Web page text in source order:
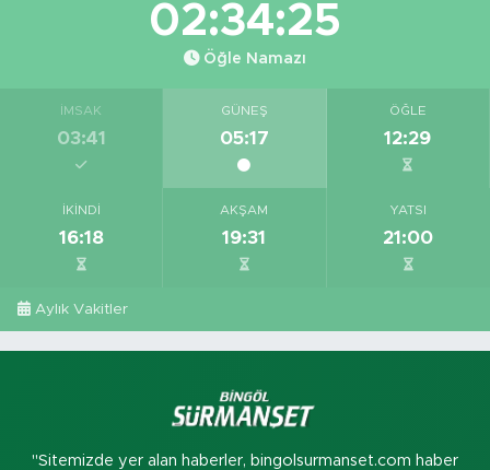
02:34:24
Öğle Namazı
İMSAK
03:41
GÜNEŞ
05:17
ÖĞLE
12:29
İKINDI
16:18
AKŞAM
19:31
YATSI
21:00
Aylık Vakitler
"Sitemizde yer alan haberler, bingolsurmanset.com haber